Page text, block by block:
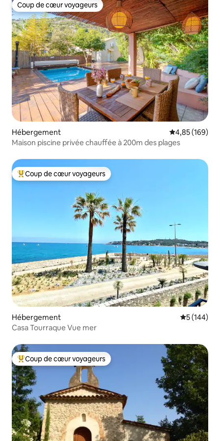
Coup de cœur voyageurs
Coup de cœur voyageurs
Hébergement Évaluation
4,85 (169)
Maison piscine privée chauffée à 200m des plages
Coups de cœur voyageurs les plus appréciés
Coup de cœur voyageurs
Hébergement Évaluation
5 (144)
Casa Tourraque Vue mer
Coups de cœur voyageurs les plus appréciés
Coup de cœur voyageurs